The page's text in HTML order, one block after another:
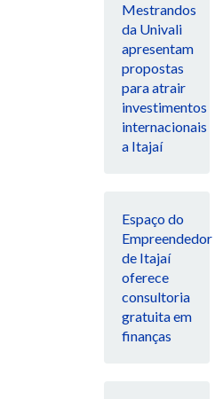
Mestrandos
da Univali
apresentam
propostas
para atrair
investimentos
internacionais
a Itajaí
Espaço do
Empreendedor
de Itajaí
oferece
consultoria
gratuita em
finanças